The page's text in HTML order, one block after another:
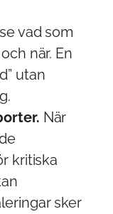
vad som
när. En
utan
När
kritiska
sker